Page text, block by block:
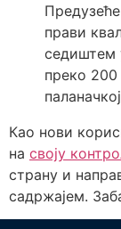
прави
преко 200
Као нови
на своју
страну и
садржајем.